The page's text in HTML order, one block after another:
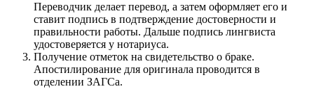
Переводчик делает перевод, а затем оформляет его и
ставит подпись в подтверждение достоверности и
правильности работы. Дальше подпись лингвиста
удостоверяется у нотариуса.
Получение отметок на свидетельство о браке.
Апостилирование для оригинала проводится в
отделении ЗАГСа.